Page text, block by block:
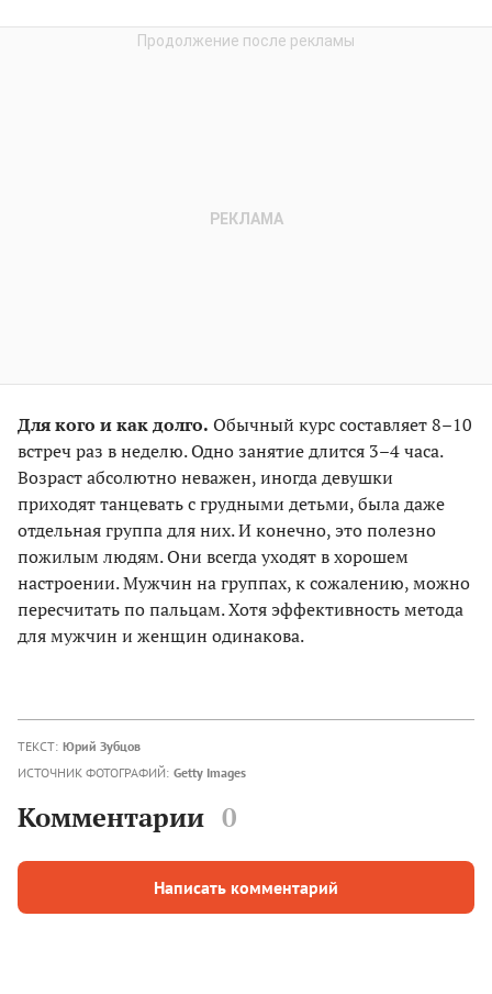
Для кого и как долго. Обычный курс составляет 8–10
встреч раз в неделю. Одно занятие длится 3–4 часа.
Возраст абсолютно неважен, иногда девушки
приходят танцевать с грудными детьми, была даже
отдельная группа для них. И конечно, это полезно
пожилым людям. Они всегда уходят в хорошем
настроении. Мужчин на группах, к сожалению, можно
пересчитать по пальцам. Хотя эффективность метода
для мужчин и женщин одинакова.
ТЕКСТ: Юрий Зубцов
ИСТОЧНИК ФОТОГРАФИЙ: Getty Images
Комментарии 0
Написать комментарий